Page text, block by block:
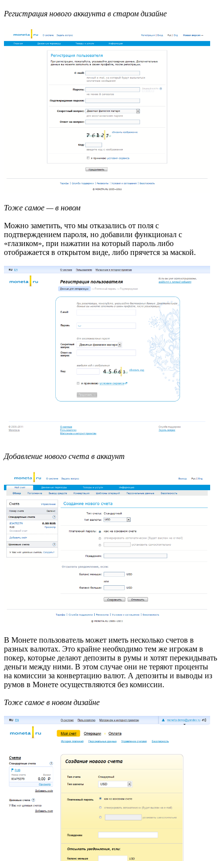
Регистрация нового аккаунта в старом дизайне
Тоже самое — в новом
Можно заметить, что мы отказались от поля с
подтверждением пароля, но добавили функционал с
«глазиком», при нажатии на который пароль либо
отображается в открытом виде, либо прячется за маской.
Добавление нового счета в аккаунт
В Монете пользователь может иметь несколько счетов в
разных валютах. Это крайне необходимо тем же игрокам в
покер, которые делают депозиты в румы и хотят перекидывать
деньги между ними. В этом случае они не теряют проценты
на комиссии за конвертацию валют. А депозиты и выводы из
румов в Монете осуществляются без комиссии.
Тоже самое в новом дизайне